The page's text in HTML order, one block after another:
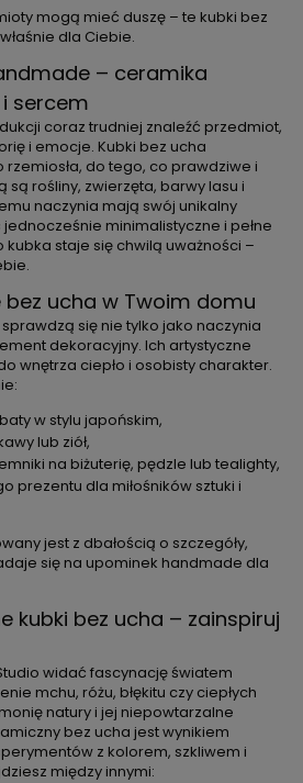
mogą mieć duszę – te kubki bez
dla Ciebie.
– ceramika
sercem
coraz trudniej znaleźć przedmiot,
i emocje. Kubki bez ucha
do tego, co prawdziwe i
są rośliny, zwierzęta, barwy lasu i
naczynia mają swój unikalny
minimalistyczne i pełne
kubka staje się chwilą uważności –
bez ucha w Twoim domu
się nie tylko jako naczynia
dekoracyjny. Ich artystyczne
wnętrza ciepło i osobisty charakter.
w stylu japońskim,
lub ziół,
na biżuterię, pędzle lub tealighty,
prezentu dla miłośników sztuki i
jest z dbałością o szczegóły,
się na upominek handmade dla
kubki bez ucha – zainspiruj
widać fascynację światem
mchu, różu, błękitu czy ciepłych
natury i jej niepowtarzalne
bez ucha jest wynikiem
z kolorem, szkliwem i
między innymi: